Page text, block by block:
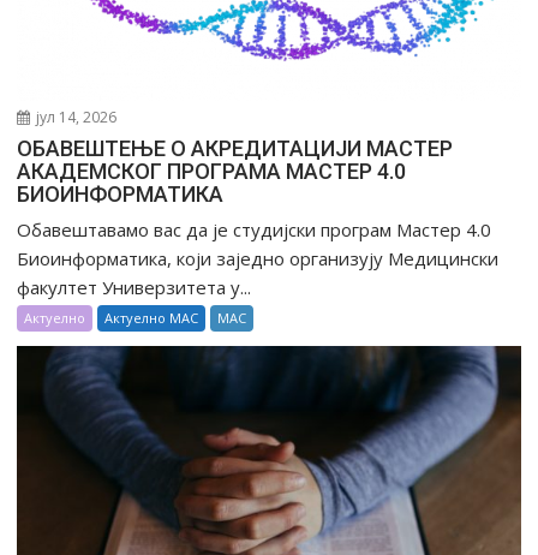
јул 14, 2026
ОБАВЕШТЕЊЕ О АКРЕДИТАЦИЈИ МАСТЕР
АКАДЕМСКОГ ПРОГРАМА МАСТЕР 4.0
БИОИНФОРМАТИКА
Обавештавамo вас да је студијски програм Mастер 4.0
Биоинформатика, који заједно организују Медицински
факултет Универзитета у...
Актуелно Актуелно МАС МАС